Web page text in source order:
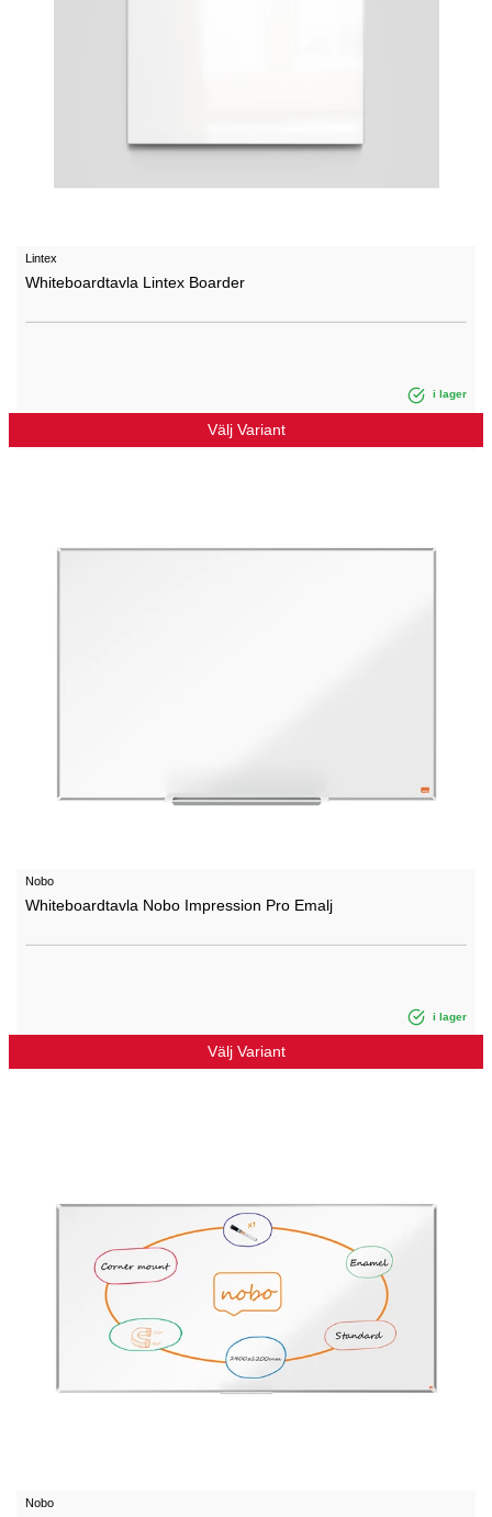
Lintex
Whiteboardtavla Lintex Boarder
i lager
Välj Variant
Nobo
Whiteboardtavla Nobo Impression Pro Emalj
i lager
Välj Variant
Nobo